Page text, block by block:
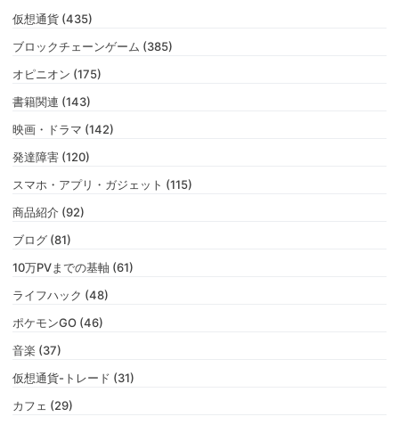
仮想通貨 (435)
ブロックチェーンゲーム (385)
オピニオン (175)
書籍関連 (143)
映画・ドラマ (142)
発達障害 (120)
スマホ・アプリ・ガジェット (115)
商品紹介 (92)
ブログ (81)
10万PVまでの基軸 (61)
ライフハック (48)
ポケモンGO (46)
音楽 (37)
仮想通貨-トレード (31)
カフェ (29)